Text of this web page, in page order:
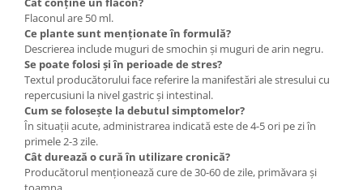
Flaconul are 50 ml.
Ce plante sunt menționate în formulă?
Descrierea include muguri de smochin și muguri de arin negru.
Se poate folosi și în perioade de stres?
Textul producătorului face referire la manifestări ale stresului cu
repercusiuni la nivel gastric și intestinal.
Cum se folosește la debutul simptomelor?
În situații acute, administrarea indicată este de 4-5 ori pe zi în
primele 2-3 zile.
Cât durează o cură în utilizare cronică?
Producătorul menționează cure de 30-60 de zile, primăvara și